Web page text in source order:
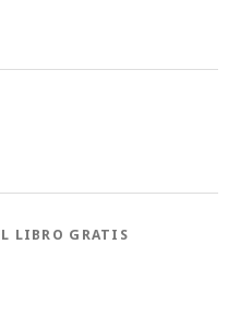
LIBRO GRATIS